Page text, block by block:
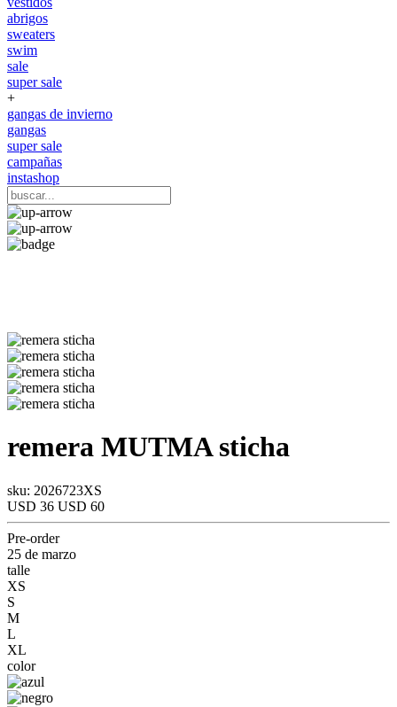
abrigos
sweaters
swim
sale
super sale
+
gangas de invierno
gangas
super sale
campañas
instashop
remera MUTMAsticha
sku: 2026723XS
USD 36 USD 60
Pre-order
25 de marzo
talle
XS
S
M
L
XL
color